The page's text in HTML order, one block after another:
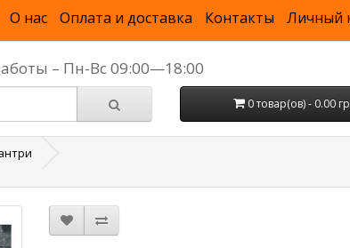
О нас Оплата и доставка Контакты Личный
– Пн-Вс 09:00—18:00
0 товар(ов) - 0.00